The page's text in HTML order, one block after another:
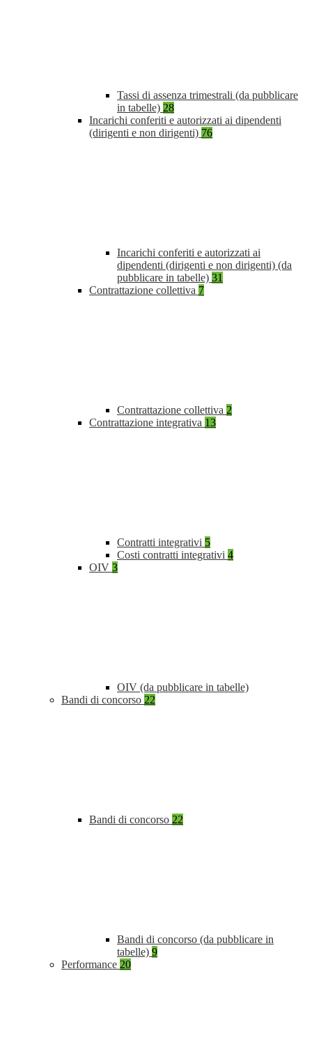
Tassi di assenza trimestrali (da pubblicare
in tabelle) 28
Incarichi conferiti e autorizzati ai dipendenti
(dirigenti e non dirigenti) 76
Incarichi conferiti e autorizzati ai
dipendenti (dirigenti e non dirigenti) (da
pubblicare in tabelle) 31
Contrattazione collettiva 7
Contrattazione collettiva 2
Contrattazione integrativa 13
Contratti integrativi 5
Costi contratti integrativi 4
OIV 3
OIV (da pubblicare in tabelle)
Bandi di concorso 22
Bandi di concorso 22
Bandi di concorso (da pubblicare in
tabelle) 9
Performance 20